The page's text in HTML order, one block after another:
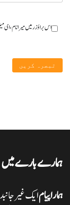
اس براؤزر میں میرا نام،
ہمارے بارے میں
ہمارا پیامایک غیر